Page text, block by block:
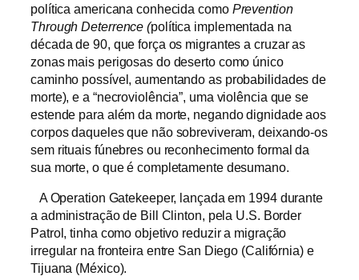
política americana conhecida como Prevention
Through Deterrence (política implementada na
década de 90, que força os migrantes a cruzar as
zonas mais perigosas do deserto como único
caminho possível, aumentando as probabilidades de
morte), e a “necroviolência”, uma violência que se
estende para além da morte, negando dignidade aos
corpos daqueles que não sobreviveram, deixando-os
sem rituais fúnebres ou reconhecimento formal da
sua morte, o que é completamente desumano.
A Operation Gatekeeper, lançada em 1994 durante
a administração de Bill Clinton, pela U.S. Border
Patrol, tinha como objetivo reduzir a migração
irregular na fronteira entre San Diego (Califórnia) e
Tijuana (México).